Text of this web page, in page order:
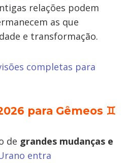
relações podem
as que
e transformação.
completas para
para Gêmeos ♊
de grandes mudanças e
entra